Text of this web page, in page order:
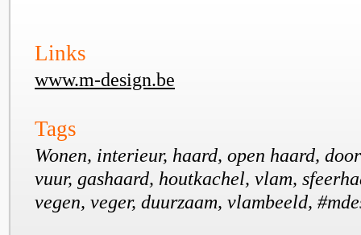
Links
www.m-design.be
Tags
Wonen, interieur, haard, open haard,
vuur, gashaard, houtkachel, vlam,
vegen, veger, duurzaam, vlambeeld,